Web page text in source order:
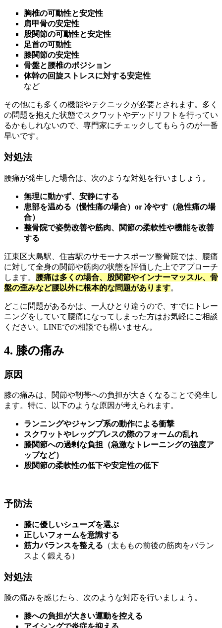
胸椎の可動性と安定性
肩甲骨の安定性
股関節の可動性と安定性
足首の可動性
膝関節の安定性
骨盤と腰椎のポジション
体幹の回旋ストレスに対する安定性
など
その他にも多くの機能やテクニックが必要とされます。多く
の問題を抱えた状態でスクワットやデッドリフトを行ってい
るかもしれないので、専門家にチェックしてもらうのが一番
早いです。
対処法
腰痛が発生した場合は、次のような対処を行いましょう。
無理に動かず、安静にする
患部を温める（慢性痛の場合）or 冷やす（急性痛の場
合）
整骨院で姿勢改善や筋肉、関節の柔軟性や機能を改善
する
江東区大島駅、住吉駅のサモーナスポーツ整骨院では、腰痛
に対して全身の関節や筋肉の状態を評価した上でアプローチ
します。 腰痛は多くの場合、股関節やインナーマッスル、骨
盤の歪みなど腰以外に根本的な問題があります。
どこに問題があるかは、一人ひとり違うので、すでにトレー
ニングをしていて腰痛になってしまった方はお気軽にご相談
ください。LINEでの相談でも構いません。
4. 膝の痛み
原因
膝の痛みは、関節や靭帯への負担が大きくなることで発生し
ます。特に、以下のような原因が考えられます。
ランニングやジャンプ系の動作による衝撃
スクワットやレッグプレスの際のフォームの乱れ
膝関節への過剰な負担（急激なトレーニングの強度ア
ップなど）
股関節の柔軟性の低下や安定性の低下
予防法
膝に優しいシューズを選ぶ
正しいフォームを意識する
筋力バランスを整える （太ももの前後の筋肉をバラン
スよく鍛える）
対処法
膝の痛みを感じたら、次のような対応を行いましょう。
膝への負担が大きい運動を控える